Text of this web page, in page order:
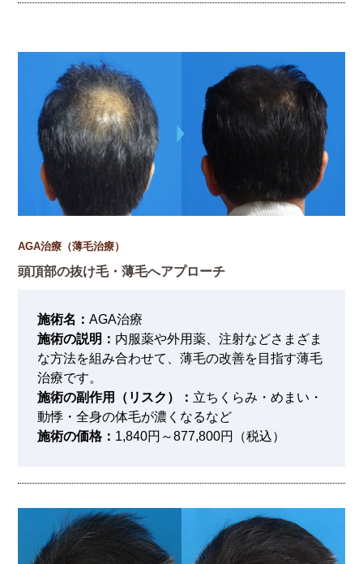
AGA治療（薄毛治療）
頭頂部の抜け毛・薄毛へアプローチ
施術名：AGA治療
施術の説明： 内服薬や外用薬、注射などさまざま
な方法を組み合わせて、薄毛の改善を目指す薄毛
治療です。
施術の副作用（リスク）： 立ちくらみ・めまい・
動悸・全身の体毛が濃くなるなど
施術の価格： 1,840円～877,800円（税込）